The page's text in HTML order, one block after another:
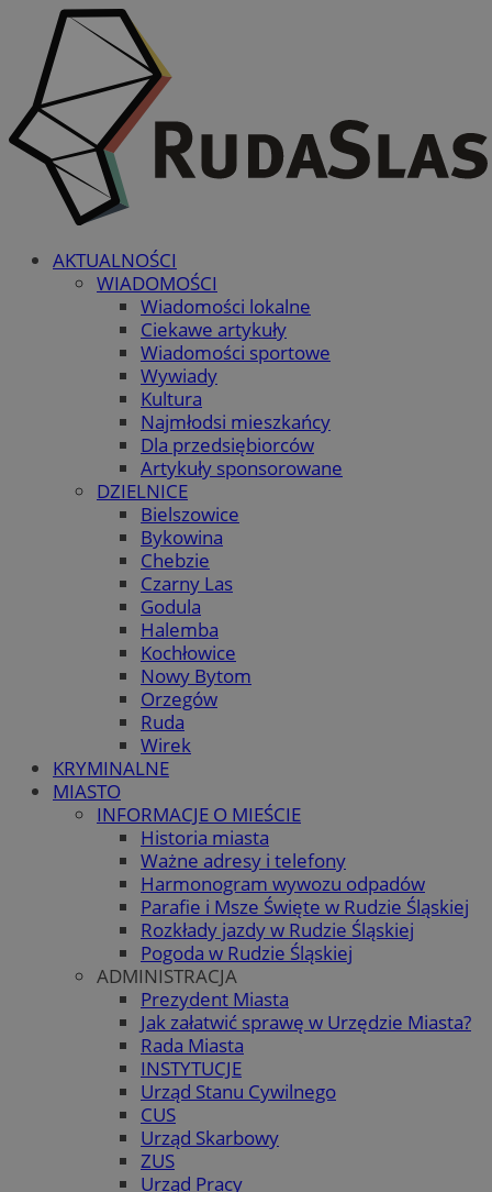
AKTUALNOŚCI
WIADOMOŚCI
Wiadomości lokalne
Ciekawe artykuły
Wiadomości sportowe
Wywiady
Kultura
Najmłodsi mieszkańcy
Dla przedsiębiorców
Artykuły sponsorowane
DZIELNICE
Bielszowice
Bykowina
Chebzie
Czarny Las
Godula
Halemba
Kochłowice
Nowy Bytom
Orzegów
Ruda
Wirek
KRYMINALNE
MIASTO
INFORMACJE O MIEŚCIE
Historia miasta
Ważne adresy i telefony
Harmonogram wywozu odpadów
Parafie i Msze Święte w Rudzie Śląskiej
Rozkłady jazdy w Rudzie Śląskiej
Pogoda w Rudzie Śląskiej
ADMINISTRACJA
Prezydent Miasta
Jak załatwić sprawę w Urzędzie Miasta?
Rada Miasta
INSTYTUCJE
Urząd Stanu Cywilnego
CUS
Urząd Skarbowy
ZUS
Urząd Pracy